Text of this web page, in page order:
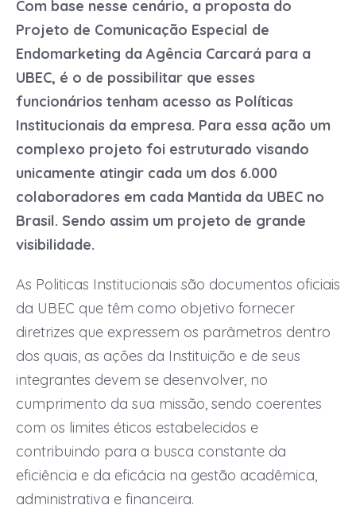
Com base nesse cenário, a proposta do
Projeto de Comunicação Especial de
Endomarketing da Agência Carcará para a
UBEC, é o de possibilitar que esses
funcionários tenham acesso as Políticas
Institucionais da empresa. Para essa ação um
complexo projeto foi estruturado visando
unicamente atingir cada um dos 6.000
colaboradores em cada Mantida da UBEC no
Brasil. Sendo assim um projeto de grande
visibilidade.
As Politicas Institucionais são documentos oficiais
da UBEC que têm como objetivo fornecer
diretrizes que expressem os parâmetros dentro
dos quais, as ações da Instituição e de seus
integrantes devem se desenvolver, no
cumprimento da sua missão, sendo coerentes
com os limites éticos estabelecidos e
contribuindo para a busca constante da
eficiência e da eficácia na gestão acadêmica,
administrativa e financeira.